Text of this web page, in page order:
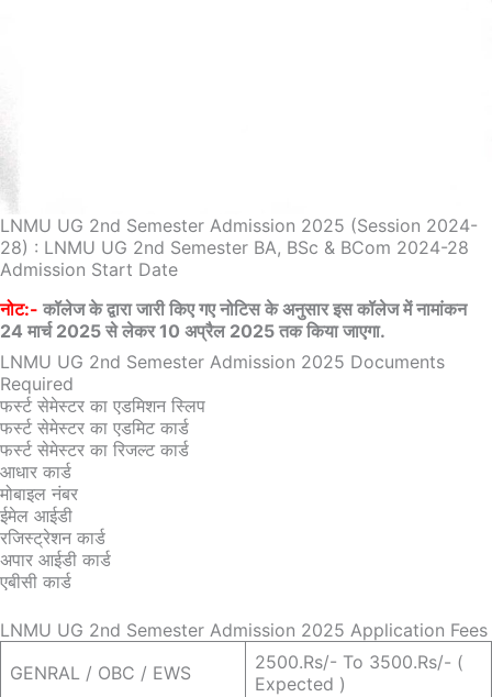
LNMU UG 2nd Semester Admission 2025 (Session 2024-
28) : LNMU UG 2nd Semester BA, BSc & BCom 2024-28
Admission Start Date
नोट:- कॉलेज के द्वारा जारी किए गए नोटिस के अनुसार इस कॉलेज में नामांकन
24 मार्च 2025 से लेकर 10 अप्रैल 2025 तक किया जाएगा.
LNMU UG 2nd Semester Admission 2025 Documents
Required
फर्स्ट सेमेस्टर का एडमिशन स्लिप
फर्स्ट सेमेस्टर का एडमिट कार्ड
फर्स्ट सेमेस्टर का रिजल्ट कार्ड
आधार कार्ड
मोबाइल नंबर
ईमेल आईडी
रजिस्ट्रेशन कार्ड
अपार आईडी कार्ड
एबीसी कार्ड
LNMU UG 2nd Semester Admission 2025 Application Fees
GENRAL / OBC / EWS
2500.Rs/- To 3500.Rs/- (
Expected )